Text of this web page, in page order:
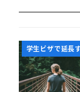
学生ビザで延長